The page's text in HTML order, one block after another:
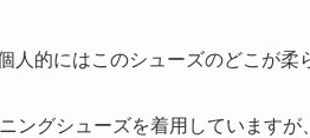
人的にはこのシューズのどこが柔
ングシューズを着用していますが